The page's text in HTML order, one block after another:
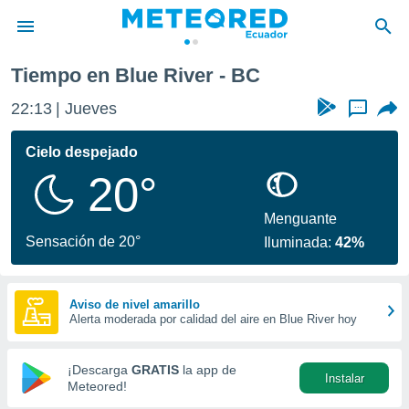
de
ha
calidad.
a este
las
y
forma
digital
basada
Tiempo en Blue River - BC
22:13 Jueves ...
Cielo despejado
20°
Sensación de 20°
Menguante
Iluminada:42%
Aviso de nivel amarillo
Alerta moderada por calidad del aire en Blue River hoy
¡Descarga GRATIS la app de
Meteored!
Instalar